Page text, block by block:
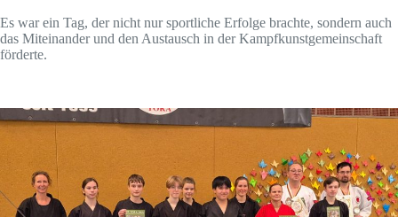
Es war ein Tag, der nicht nur sportliche Erfolge brachte, sondern auch
das Miteinander und den Austausch in der Kampfkunstgemeinschaft
förderte.